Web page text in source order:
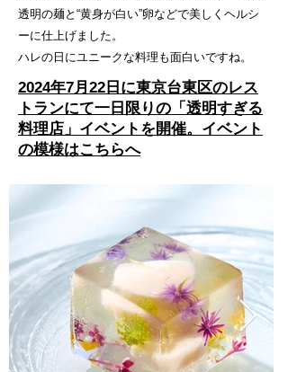
透明の麺と“黄身が白い”卵などで美しくヘルシ
ーに仕上げました。
​ハレの日にユニークな料理も面白いですね。
2024年7月22日に東京台東区のレス
トランにて一日限りの「透明すぎる
料理店」イベントを開催。イベント
の模様はこちらへ